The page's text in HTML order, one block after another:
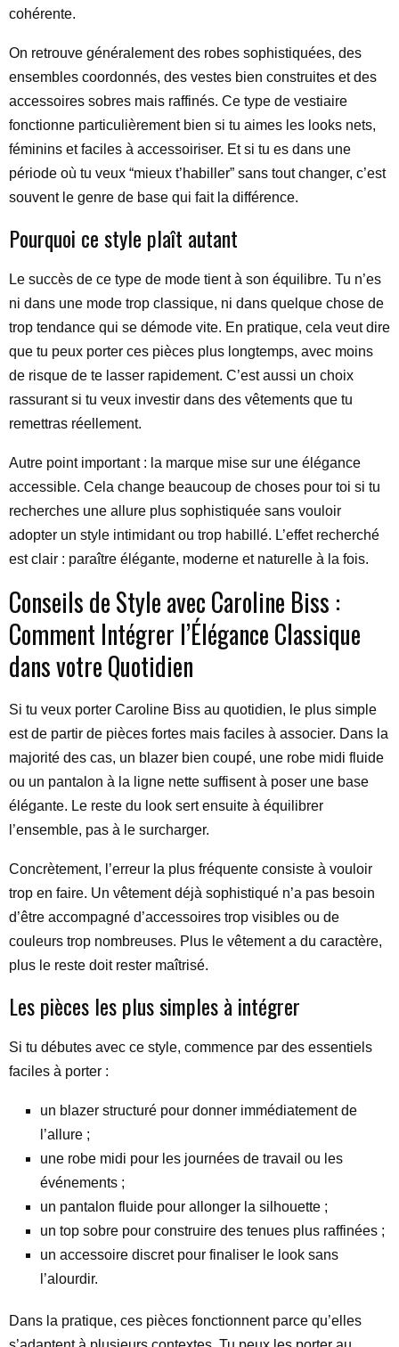
cohérente.
On retrouve généralement des robes sophistiquées, des
ensembles coordonnés, des vestes bien construites et des
accessoires sobres mais raffinés. Ce type de vestiaire
fonctionne particulièrement bien si tu aimes les looks nets,
féminins et faciles à accessoiriser. Et si tu es dans une
période où tu veux “mieux t’habiller” sans tout changer, c’est
souvent le genre de base qui fait la différence.
Pourquoi ce style plaît autant
Le succès de ce type de mode tient à son équilibre. Tu n’es
ni dans une mode trop classique, ni dans quelque chose de
trop tendance qui se démode vite. En pratique, cela veut dire
que tu peux porter ces pièces plus longtemps, avec moins
de risque de te lasser rapidement. C’est aussi un choix
rassurant si tu veux investir dans des vêtements que tu
remettras réellement.
Autre point important : la marque mise sur une élégance
accessible. Cela change beaucoup de choses pour toi si tu
recherches une allure plus sophistiquée sans vouloir
adopter un style intimidant ou trop habillé. L’effet recherché
est clair : paraître élégante, moderne et naturelle à la fois.
Conseils de Style avec Caroline Biss :
Comment Intégrer l’Élégance Classique
dans votre Quotidien
Si tu veux porter Caroline Biss au quotidien, le plus simple
est de partir de pièces fortes mais faciles à associer. Dans la
majorité des cas, un blazer bien coupé, une robe midi fluide
ou un pantalon à la ligne nette suffisent à poser une base
élégante. Le reste du look sert ensuite à équilibrer
l’ensemble, pas à le surcharger.
Concrètement, l’erreur la plus fréquente consiste à vouloir
trop en faire. Un vêtement déjà sophistiqué n’a pas besoin
d’être accompagné d’accessoires trop visibles ou de
couleurs trop nombreuses. Plus le vêtement a du caractère,
plus le reste doit rester maîtrisé.
Les pièces les plus simples à intégrer
Si tu débutes avec ce style, commence par des essentiels
faciles à porter :
un blazer structuré pour donner immédiatement de
l’allure ;
une robe midi pour les journées de travail ou les
événements ;
un pantalon fluide pour allonger la silhouette ;
un top sobre pour construire des tenues plus raffinées ;
un accessoire discret pour finaliser le look sans
l’alourdir.
Dans la pratique, ces pièces fonctionnent parce qu’elles